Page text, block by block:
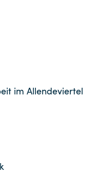
im Allendeviertel